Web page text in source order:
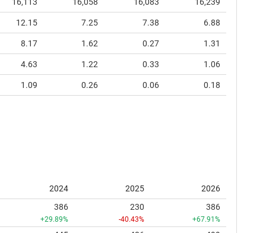
12.15 7.25 7.38 6.88
8.17 1.62 0.27 1.31
4.63 1.22 0.33 1.06
1.09 0.26 0.06 0.18
2024 2025
2026
386
+29.89%
230
-40.43%
386
+67.91%